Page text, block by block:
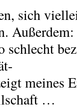
sich
schlecht
meines
…